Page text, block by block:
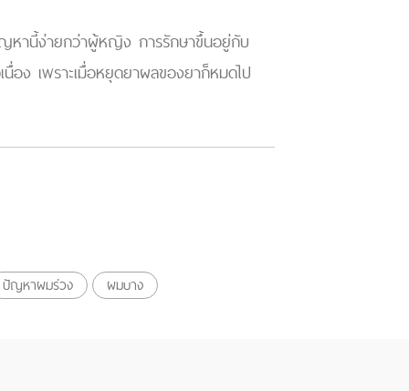
หานี้ง่ายกว่าผู้หญิง การรักษาขึ้นอยู่กับ
อง เพราะเมื่อหยุดยาผลของยาก็หมดไป
ปัญหาผมร่วง ผมบาง